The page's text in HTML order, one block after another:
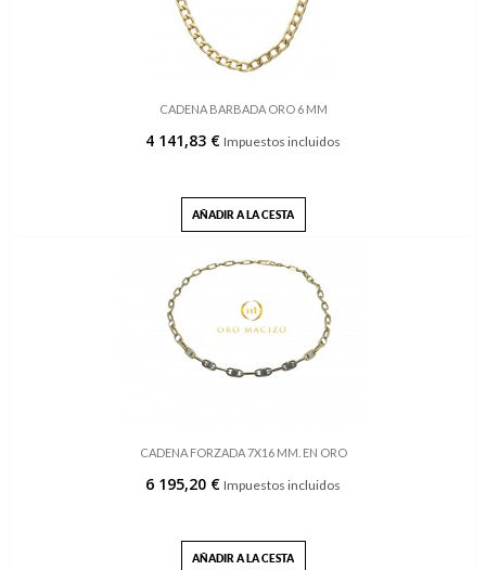
CADENA BARBADA ORO 6 MM
4 141,83 € Impuestos incluidos
AÑADIR A LA CESTA
CADENA FORZADA 7X16 MM. EN ORO
6 195,20 € Impuestos incluidos
AÑADIR A LA CESTA